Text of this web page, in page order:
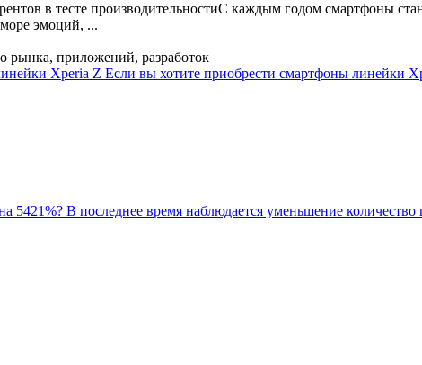
в тесте производительностиС каждым годом смартфоны
эмоций, ...
рынка, приложений, разработок
Xperia Z Если вы хотите приобрести смартфоны линейки
5421%? В последнее время наблюдается уменьшение